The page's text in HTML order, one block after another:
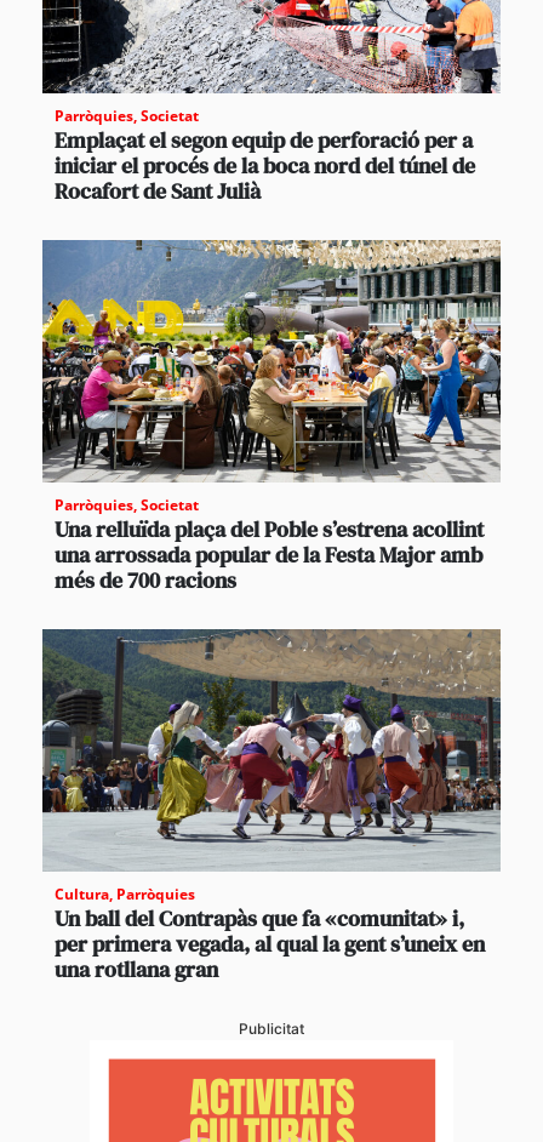
Parròquies,Societat
Emplaçat el segon equip de perforació per a
iniciar el procés de la boca nord del túnel de
Rocafort de Sant Julià
Parròquies,Societat
Una relluïda plaça del Poble s’estrena acollint
una arrossada popular de la Festa Major amb
més de 700 racions
Cultura, Parròquies
Un ball del Contrapàs que fa «comunitat» i,
per primera vegada, al qual la gent s’uneix en
una rotllana gran
Publicitat